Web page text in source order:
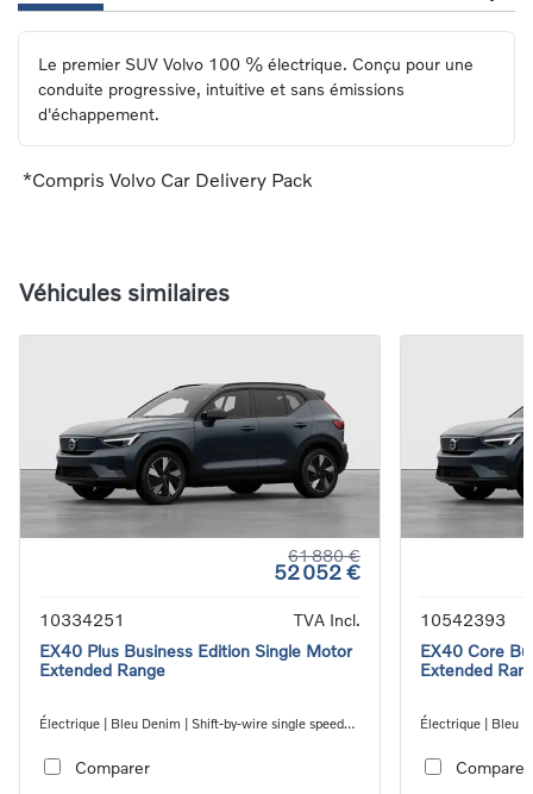
Le premier SUV Volvo 100 % électrique. Conçu pour une
conduite progressive, intuitive et sans émissions
d'échappement.
*Compris Volvo Car Delivery Pack
Véhicules similaires
61 880 €
52 052 €
10334251
TVA Incl.
EX40 Plus Business Edition Single Motor
Extended Range
Électrique | Bleu Denim | Shift-by-wire single speed
Comparer
10542393
EX40 Core
Extended
Électrique | Bleu
Comparer